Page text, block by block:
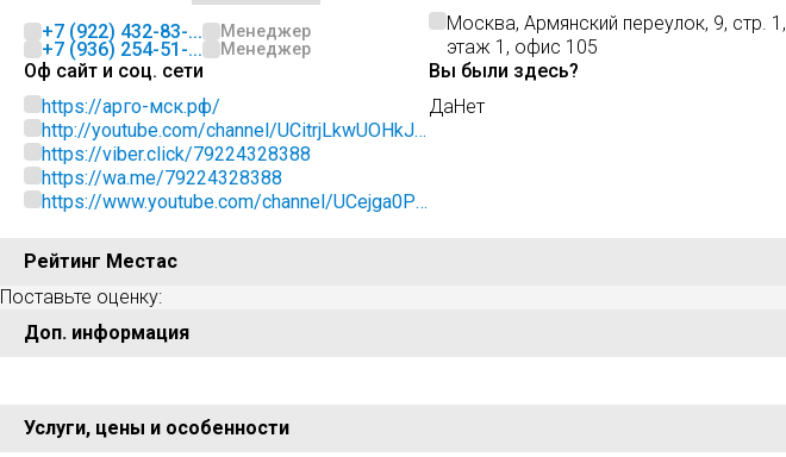
+7 (922) 432-83-...
Менеджер
+7 (936) 254-51-... Менеджер
Москва, Армянский переулок, 9, стр. 1,
этаж 1, офис 105
Оф сайт и соц. сети
https://арго-мск.рф/
http://youtube.com/channel/UCitrjLkwUOHkJV
EJyropGcg
https://viber.click/79224328388
https://wa.me/79224328388
https://www.youtube.com/channel/UCejga0PL
Вы были здесь?
ДаНет
Рейтинг Местас
Поставьте оценку:
Доп. информация
Услуги, цены и особенности